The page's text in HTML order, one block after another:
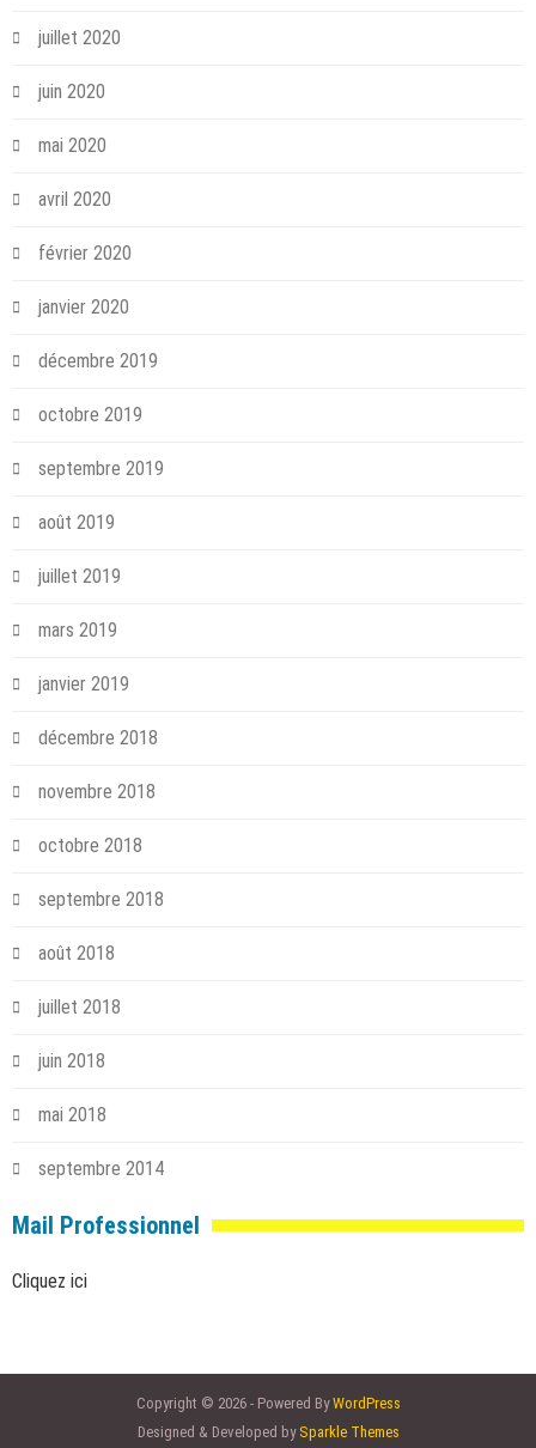
juillet 2020
juin 2020
mai 2020
avril 2020
février 2020
janvier 2020
décembre 2019
octobre 2019
septembre 2019
août 2019
juillet 2019
mars 2019
janvier 2019
décembre 2018
novembre 2018
octobre 2018
septembre 2018
août 2018
juillet 2018
juin 2018
mai 2018
septembre 2014
Mail Professionnel
Cliquez ici
Copyright © 2026 - Powered ByWordPress
Designed & Developed by Sparkle Themes